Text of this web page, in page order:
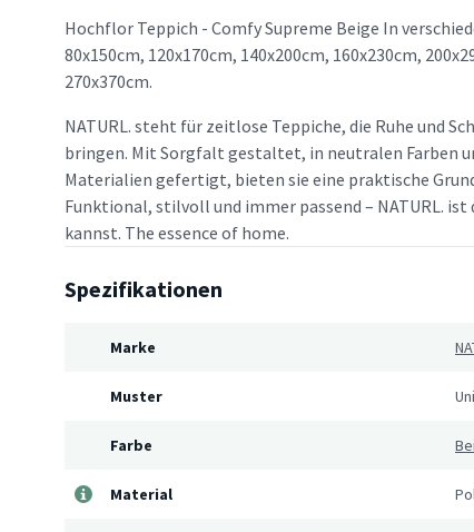
Hochflor Teppich - Comfy Supreme Beige In
80x150cm, 120x170cm, 140x200cm, 160x230cm,
270x370cm.
NATURL. steht für zeitlose Teppiche, die Ruhe und
bringen. Mit Sorgfalt gestaltet, in neutralen Farben
Materialien gefertigt, bieten sie eine praktische
Funktional, stilvoll und immer passend – NATURL. ist
kannst. The essence of home.
Spezifikationen
Marke
Muster Uni
Farbe
Material